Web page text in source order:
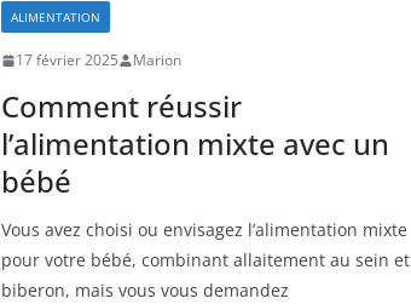
ALIMENTATION
17 février 2025 Marion
Comment réussir
l’alimentation mixte avec un
bébé
Vous avez choisi ou envisagez l’alimentation mixte
pour votre bébé, combinant allaitement au sein et
biberon, mais vous vous demandez